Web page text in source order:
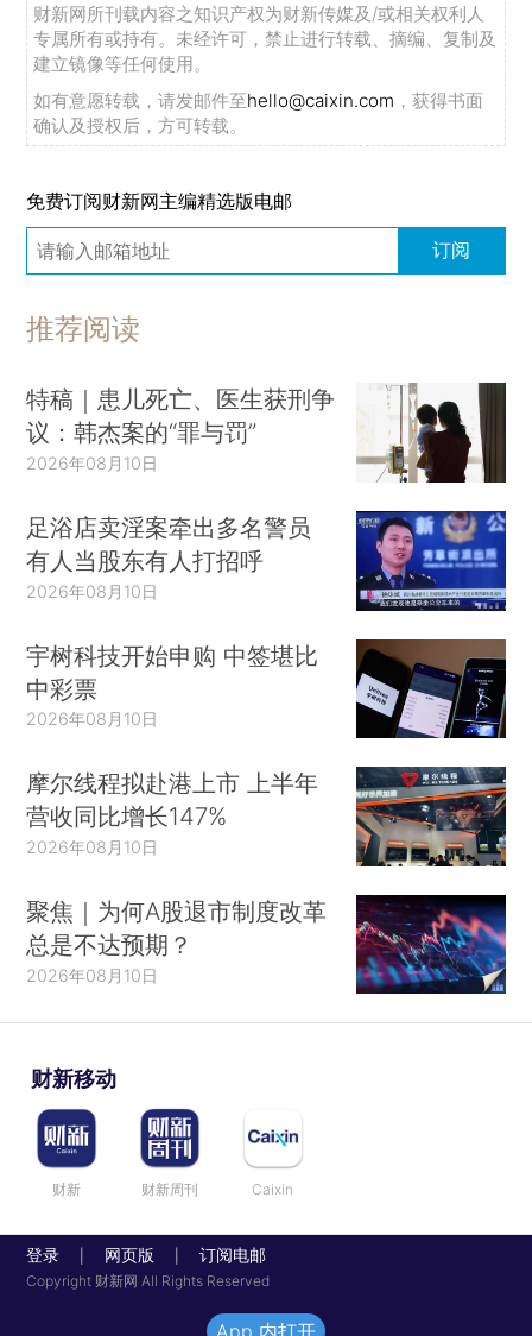
财新网所刊载内容之知识产权为财新传媒及/或相关权利人
专属所有或持有。未经许可，禁止进行转载、摘编、复制及
建立镜像等任何使用。
如有意愿转载，请发邮件至hello@caixin.com ，获得书面
确认及授权后，方可转载。
免费订阅财新网主编精选版电邮
订阅
推荐阅读
特稿｜患儿死亡、医生获刑争
议：韩杰案的“罪与罚”
2026年08月10日
足浴店卖淫案牵出多名警员
有人当股东有人打招呼
2026年08月10日
宇树科技开始申购 中签堪比
中彩票
2026年08月10日
摩尔线程拟赴港上市 上半年
营收同比增长147%
2026年08月10日
聚焦｜为何A股退市制度改革
总是不达预期？
2026年08月10日
财新移动
财新 财新周刊 Caixin
登录 网页版 订阅电邮
Copyright 财新网 All Rights Reserved
App 内打开